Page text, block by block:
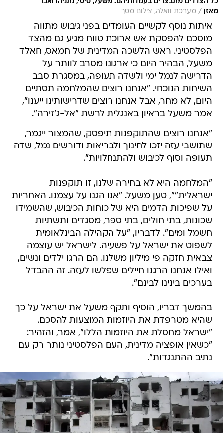
כל הצדדים מתבצרים בעמדותיהם. משעל, סיסי, נתניהו ואבו
מאזן
/ מערכת וואלה, צילום מסך
איתות נוסף לקשיים העומדים בפני גיבוש מתווה
מוסכם להפסקת אש ארוכת טווח מגיע גם מהצד
הפלסטיני. ראש הלשכה המדינית של חמאס, חאלד
משעל, הבהיר היום כי ארגונו מסרב לוותר על
הדרישה לנמל ימי ולשדה תעופה, במסגרת סבב
השיחות הנוכחי. "אנחנו רוצים שהמלחמה תסתיים
היום, לא מחר, אבל אנחנו רוצים שדרישותינו ייענו",
אמר משעל בראיון באנגלית לרשת "אל-ג'זירה".
"אנחנו רוצים שהתוקפנות תיפסק, שהמצור ייגמר,
שתושבי עזה יזכו לחינוך ולבריאות ודורשים נמל, שדה
תעופה וסוף לכיבוש ולהתנחלויות".
"המלחמה היא לא בחירה שלנו, זו תוקפנות
ישראלית"", טען משעל. "אנו הגנו על עצמנו. האחריות
על שפיכות הדמים היא של כוחות הכיבוש, שהשמידו
שכונות, בתי חולים, בתי ספר, מסגדים ותשתיות
חשמל ומים". לדבריו, "על הקהילה הבינלאומית
לשפוט את ישראל על פשעיה. לישראל יש עוצמה
צבאית חזקה פי מיליון משלנו. הם הרגו ילדים ונשים,
ואילו אנחנו הרגנו חיילים שפלשו לעזה. זה ההבדל
בערכים בינינו לבינם".
בהמשך דבריו, הוסיף ותקף משעל את ישראל על כך
שהיא מטרפדת את היוזמות המוצעות להסכם.
"ישראל מחסלת את היוזמות הללו", אמר, והזהיר:
"כשאין אופציה מדינית, העם הפלסטיני נותר רק עם
נתיב ההתנגדות".